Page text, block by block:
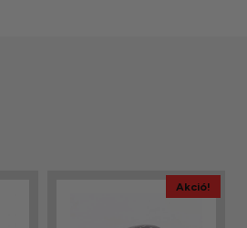
Akció!